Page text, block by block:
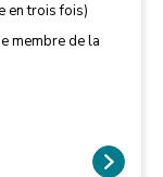
en trois fois)
membre de la